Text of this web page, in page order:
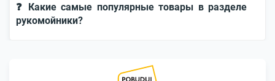
❓ Какие самые популярные товары в разделе
рукомойники?